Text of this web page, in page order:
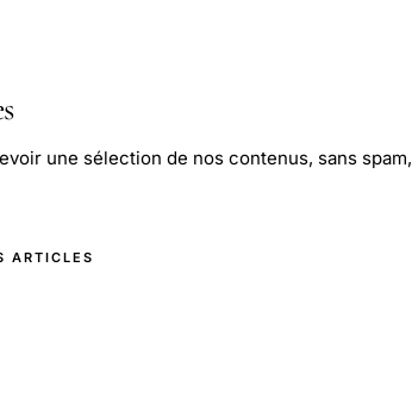
une sélection de nos contenus, sans spam,
ARTICLES